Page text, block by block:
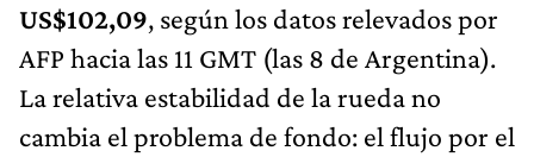
US$102,09, según los datos relevados por
AFP hacia las 11 GMT (las 8 de Argentina).
La relativa estabilidad de la rueda no
cambia el problema de fondo: el flujo por el